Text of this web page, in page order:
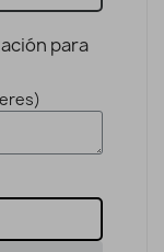
para